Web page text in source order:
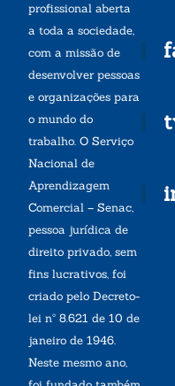
profissional aberta
a toda a sociedade,
com a missão de
desenvolver pessoas
e organizações para
o mundo do
trabalho. O Serviço
Nacional de
Aprendizagem
Comercial – Senac,
pessoa jurídica de
direito privado, sem
fins lucrativos, foi
criado pelo Decreto-
lei nº 8.621 de 10 de
janeiro de 1946.
Neste mesmo ano,